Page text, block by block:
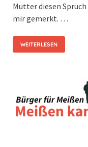
Mutter diesen
mir gemerkt. …
WEITERLESEN